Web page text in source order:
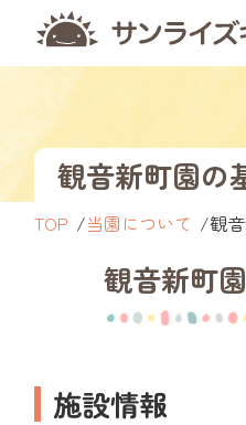
観音新町園の
TOP 当園について 観
観音新町
施設情報